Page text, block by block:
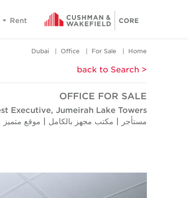
Rent
Home
For Sale
Office
Dubai
< back to Search
OFFICE FOR SALE
Executive, Jumeirah Lake Towers
مستأجر | مكتب مجهز بالكامل | موقع متميز